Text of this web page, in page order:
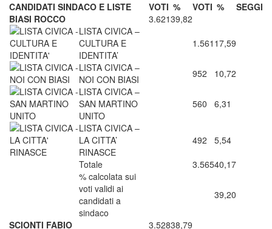
CANDIDATI SINDACO E LISTE VOTI % VOTI %
SEGGI
BIASI ROCCO
3.62139,82
LISTA CIVICA –
CULTURA E
IDENTITA’
1.561 17,59
LISTA CIVICA –
NOI CON BIASI
952
10,72
LISTA CIVICA –
SAN MARTINO
UNITO
560
6,31
LISTA CIVICA –
LA CITTA’
RINASCE
492
5,54
Totale
3.56540,17
% calcolata sui
voti validi ai
candidati a
sindaco
39,20
SCIONTI FABIO 3.52838,79